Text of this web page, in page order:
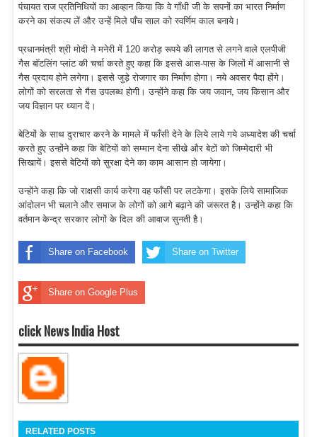
पंचायत राज प्रतिनिधियों का आव्हान किया कि वे गाँधी जी के सपनों का भारत निर्माण
करने का संकल्प लें और उन्हें मिले पाँच साल को स्वर्णिम काल बनाये।
प्रधानमंत्री श्री मोदी ने मनेरी में 120 करोड़ रूपये की लागत से लगने वाले एलपीजी
गैस बॉटलिंग प्लांट की चर्चा करते हुए कहा कि इससे आस-पास के जिलों में आसानी से
गैस प्रदाय होने लगेगा। इससे जुड़े रोजगार का निर्माण होगा। नये अवसर पैदा होंगे।
लोगों को सरलता से गैस उपलब्ध होगी। उन्होंने कहा कि जय जवान, जय किसान और
जय विज्ञान पर ध्यान दें।
बेटियों के साथ दुराचार करने के मामले में फाँसी देने के लिये लाये गये अध्यादेश की चर्चा
करते हुए उन्होंने कहा कि बेटियों को सम्मान देना सीखे और बेटों को जिम्मेदारी भी
सिखायें। इससे बेटियों को सुरक्षा देने का काम आसान हो जायेगा।
उन्होंने कहा कि जो राक्षसी कार्य करेगा वह फाँसी पर लटकेगा। इसके लिये सामाजिक
आंदोलन भी चलाने और समाज के लोगों को आगे बढ़ाने की जरूरत है। उन्होंने कहा कि
वर्तमान केन्द्र सरकार लोगों के दिल की आवाज सुनती है।
Share on Facebook Share on Twitter
Share on Google Plus
click News India Host
RELATED POSTS